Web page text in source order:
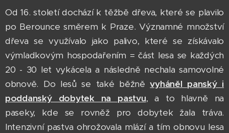
Od 16. století dochází k těžbě dřeva, které se plavilo
po Berounce směrem k Praze. Významné množství
dřeva se využívalo jako palivo, které se získávalo
výmladkovým hospodařením = část lesa se každých
20 - 30 let vykácela a následně nechala samovolné
obnově. Do lesů se také běžněvyháněl panský i
poddanský dobytek na pastvu, a to hlavně na
paseky, kde se rovněž pro dobytek žala tráva.
Intenzivní pastva ohrožovala mlází a tím obnovu lesa